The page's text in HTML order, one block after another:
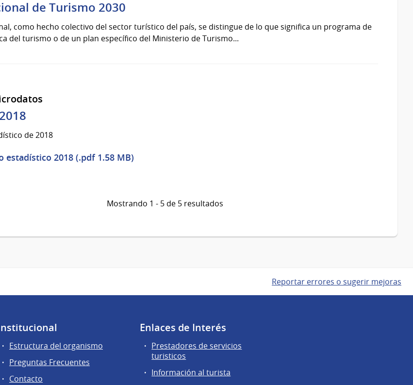
de Turismo 2030
como hecho colectivo del sector turístico del país, se distingue de lo que significa un programa de
del turismo o de un plan específico del Ministerio de Turismo...
de 2018
estadístico 2018 (.pdf 1.58 MB)
Mostrando 1 - 5 de 5 resultados
Reportar errores o sugerir mejoras
Estructura del organismo
Preguntas Frecuentes
Contacto
Enlaces de Interés
Prestadores de servicios
turisticos
Información al turista